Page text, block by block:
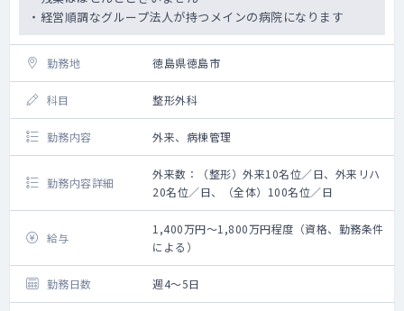
・経営順調なグループ法人が持つメインの病院になります
勤務地 徳島県徳島市
科目 整形外科
勤務内容 外来、病棟管理
勤務内容詳細
外来数：（整形）外来10名位／日、外来リハ
20名位／日、（全体）100名位／日
給与
1,400万円～1,800万円程度（資格、勤務条件
による）
勤務日数 週4〜5日